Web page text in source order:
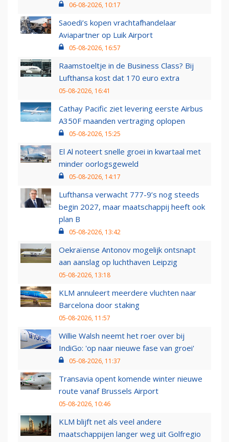
06-08-2026, 10:17
Saoedi’s kopen vrachtafhandelaar
Aviapartner op Luik Airport
05-08-2026, 16:57
Raamstoeltje in de Business Class? Bij
Lufthansa kost dat 170 euro extra
05-08-2026, 16:41
Cathay Pacific ziet levering eerste Airbus
A350F maanden vertraging oplopen
05-08-2026, 15:25
El Al noteert snelle groei in kwartaal met
minder oorlogsgeweld
05-08-2026, 14:17
Lufthansa verwacht 777-9’s nog steeds
begin 2027, maar maatschappij heeft ook
plan B
05-08-2026, 13:42
Oekraïense Antonov mogelijk ontsnapt
aan aanslag op luchthaven Leipzig
05-08-2026, 13:18
KLM annuleert meerdere vluchten naar
Barcelona door staking
05-08-2026, 11:57
Willie Walsh neemt het roer over bij
IndiGo: 'op naar nieuwe fase van groei'
05-08-2026, 11:37
Transavia opent komende winter nieuwe
route vanaf Brussels Airport
05-08-2026, 10:46
KLM blijft net als veel andere
maatschappijen langer weg uit Golfregio